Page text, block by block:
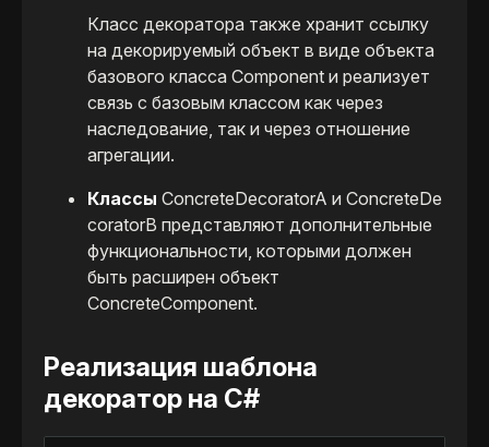
Класс декоратора также хранит ссылку
на декорируемый объект в виде объекта
базового класса Component и реализует
связь с базовым классом как через
наследование, так и через отношение
агрегации.
Классы ConcreteDecoratorA и ConcreteDe
coratorB представляют дополнительные
функциональности, которыми должен
быть расширен объект
ConcreteComponent.
Реализация шаблона
декоратор на C#